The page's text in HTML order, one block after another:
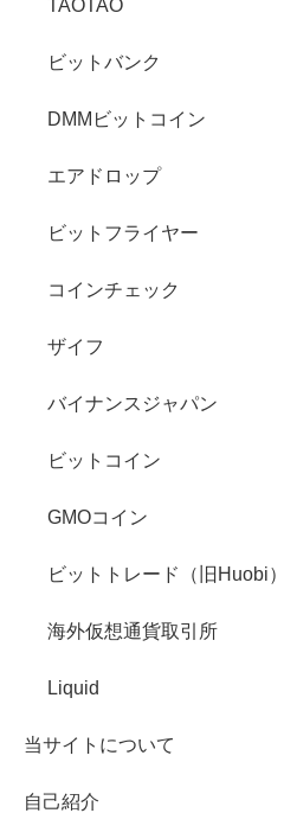
TAOTAO
ビットバンク
DMMビットコイン
エアドロップ
ビットフライヤー
コインチェック
ザイフ
バイナンスジャパン
ビットコイン
GMOコイン
ビットトレード（旧Huobi）
海外仮想通貨取引所
Liquid
当サイトについて
自己紹介